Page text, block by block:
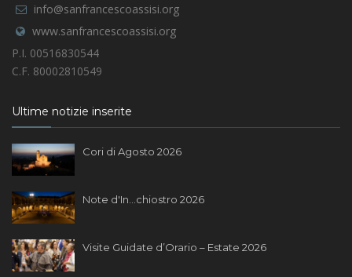
info@sanfrancescoassisi.org
www.sanfrancescoassisi.org
P.I. 00516830544
C.F. 80002810549
Ultime notizie inserite
Cori di Agosto 2026
Note d'In...chiostro 2026
Visite Guidate d’Orario – Estate 2026